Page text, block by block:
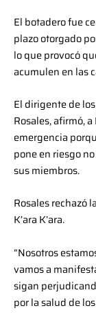
El botadero fue
plazo otorgado
lo que provocó
acumulen en las
El dirigente de
Rosales, afirmó,
emergencia
pone en riesgo
sus miembros.
Rosales rechazó
K’ara K’ara.
“Nosotros
vamos a
sigan
por la salud de